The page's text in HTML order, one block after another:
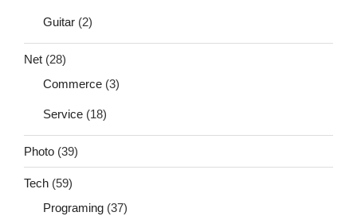
Guitar (2)
Net (28)
Commerce (3)
Service (18)
Photo (39)
Tech (59)
Programing (37)